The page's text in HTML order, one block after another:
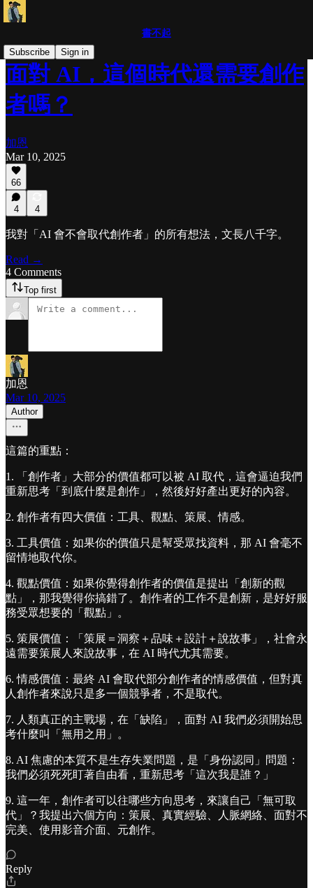
書不起
Subscribe
Sign in
面對 AI，這個時代還需要創作
者嗎？
加恩
Mar 10, 2025
66
4 4
我對「AI 會不會取代創作者」的所有想法，文長八千字。
Read →
4 Comments
Top first
加恩
Mar 10, 2025
Author
這篇的重點：
1. 「創作者」大部分的價值都可以被 AI 取代，這會逼迫我們
重新思考「到底什麼是創作」，然後好好產出更好的內容。
2. 創作者有四大價值：工具、觀點、策展、情感。
3. 工具價值：如果你的價值只是幫受眾找資料，那 AI 會毫不
留情地取代你。
4. 觀點價值：如果你覺得創作者的價值是提出「創新的觀
點」，那我覺得你搞錯了。創作者的工作不是創新，是好好服
務受眾想要的「觀點」。
5. 策展價值：「策展＝洞察＋品味＋設計＋說故事」，社會永
遠需要策展人來說故事，在 AI 時代尤其需要。
6. 情感價值：最終 AI 會取代部分創作者的情感價值，但對真
人創作者來說只是多一個競爭者，不是取代。
7. 人類真正的主戰場，在「缺陷」，面對 AI 我們必須開始思
考什麼叫「無用之用」。
8. AI 焦慮的本質不是生存失業問題，是「身份認同」問題：
我們必須死死盯著自由看，重新思考「這次我是誰？」
9. 這一年，創作者可以往哪些方向思考，來讓自己「無可取
代」？我提出六個方向：策展、真實經驗、人脈網絡、面對不
完美、使用影音介面、元創作。
Reply